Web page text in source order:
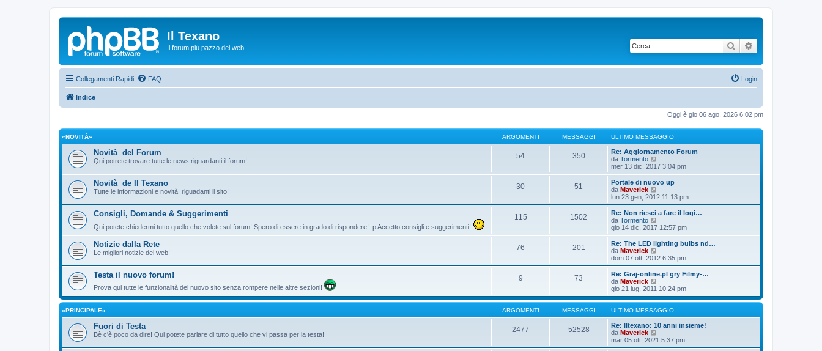
Il Texano
Il forum più pazzo del web Cerca
Collegamenti Rapidi FAQ Login
Indice
Oggi è gio 06 ago, 2026 6:02 pm
«NOVITÀ» ARGOMENTI MESSAGGI ULTIMO MESSAGGIO
Novità del Forum
Qui potrete trovare tutte le news riguardanti il forum!
54 350
Re: Aggiornamento Forum
da Tormento
e
d
i
l
m
o
m
s
a
g
g
o
mer 13 dic, 2017 3:04 pm
Novità de Il Texano
Tutte le informazioni e novità riguadanti il sito!
30 51
Portale di nuovo up
da Maverick
e
d
i
l
m
o
m
s
a
g
i
lun 23 gen, 2012 11:13 pm
Consigli, Domande & Suggerimenti
Qui potete chiedermi tutto quello che volete sul forum! Spero di essere in grado di rispondere! :p Accetto consigli e suggerimenti!
115 1502
Re: Non riesci a fare il logi…
da Tormento
e
d
i
u
l
m
o
m
e
s
s
a
g
g
i
gio 14 dic, 2017 12:57 pm
Notizie dalla Rete
Le migliori notizie del web!
76 201
Re: The LED lighting bulbs nd…
da Maverick
e
d
i
i
m
o
m
s
dom 07 ott, 2012 6:35 pm
Testa il nuovo forum!
Prova qui tutte le funzionalità del nuovo sito senza rompere nelle altre sezioni!
9 73
Re: Graj-online.pl gry Filmy-…
da Maverick
e
d
i
u
l
t
m
o
gio 21 lug, 2011 10:24 pm
«PRINCIPALE» ARGOMENTI MESSAGGI ULTIMO MESSAGGIO
Fuori di Testa
Bè c'è poco da dire! Qui potete parlare di tutto quello che vi passa per la testa!
2477 52528
Re: Iltexano: 10 anni insieme!
da Maverick
e
d
mar 05 ott, 2021 5:37 pm